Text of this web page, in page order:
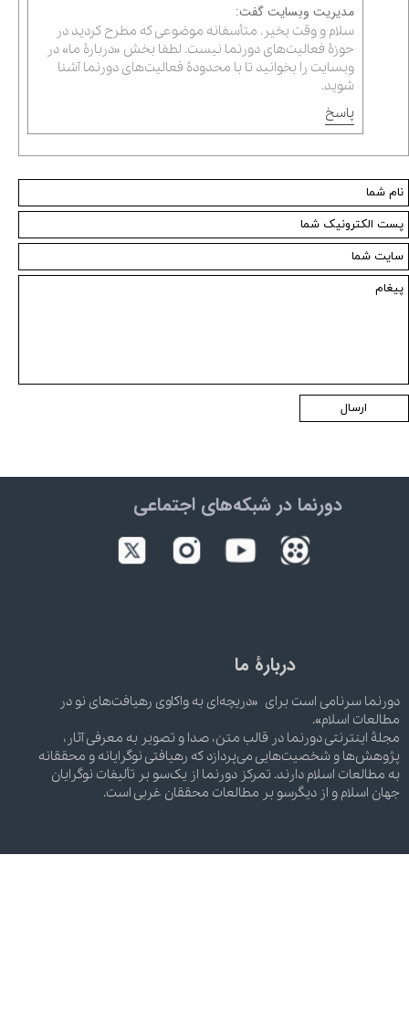
مدیریت وبسایت گفت:
سلام و وقت بخیر. متأسفانه موضوعی که مطرح کردید در
حوزۀ فعالیت‌های دورنما نیست. لطفا بخش «دربارۀ ما» در
وبسایت را بخوانید تا با محدودۀ فعالیت‌های دورنما آشنا
شوید.
پاسخ
ارسال
دورنما در شبکه‌های اجتماعی
دربارۀ ما
دورنما سرنامی است برای «دریچه‌ای به واکاوی رهیافت‌های نو در
مطالعات اسلام».
مجلۀ اینترنتی دورنما در قالب متن، صدا و تصویر به معرفی آثار،
پژوهش‌ها و شخصیت‌هایی می‌پردازد که رهیافتی نوگرایانه و محققانه
به مطالعات اسلام دارند. تمرکز دورنما از یک‌سو بر تألیفات نوگرایان
جهان اسلام و از دیگرسو بر مطالعات محققان غربی است.